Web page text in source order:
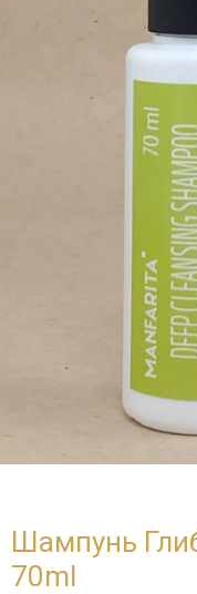
Шампунь
70ml